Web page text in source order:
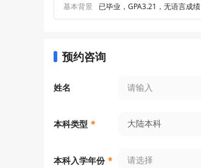
基本背景 已毕业，GPA3.21，无语言成绩
预约咨询
姓名
本科类型 * 大陆本科
本科入学年份 * 请选择